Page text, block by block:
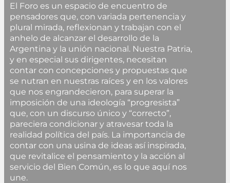
El Foro es un espacio de encuentro de
pensadores que, con variada pertenencia y
plural mirada, reflexionan y trabajan con el
anhelo de alcanzar el desarrollo de la
Argentina y la unión nacional. Nuestra Patria,
y en especial sus dirigentes, necesitan
contar con concepciones y propuestas que
se nutran en nuestras raíces y en los valores
que nos engrandecieron, para superar la
imposición de una ideología “progresista”
que, con un discurso único y “correcto”,
pareciera condicionar y atravesar toda la
realidad política del país. La importancia de
contar con una usina de ideas así inspirada,
que revitalice el pensamiento y la acción al
servicio del Bien Común, es lo que aquí nos
une.